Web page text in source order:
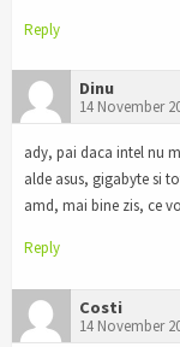
Reply
Dinu
14 November
ady, pai daca intel nu
alde asus, gigabyte si
amd, mai bine zis, ce
Reply
Costi
14 November